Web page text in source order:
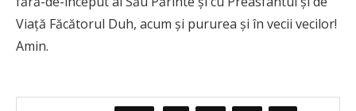
Viaţă Făcătorul Duh, acum şi pururea şi în vecii vecilor!
Amin.